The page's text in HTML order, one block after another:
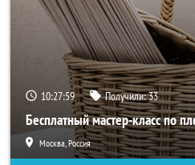
10:27:58 Получили:33
Бесплатный мастер-класс по
Москва, Россия